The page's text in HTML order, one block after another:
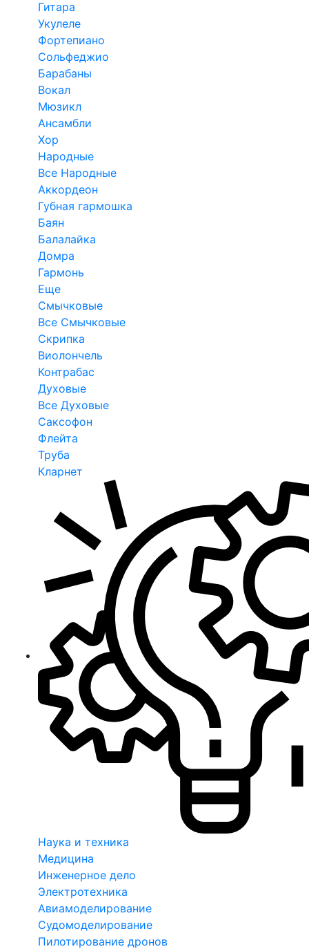
Гитара
Укулеле
Фортепиано
Сольфеджио
Барабаны
Вокал
Мюзикл
Ансамбли
Хор
Народные
Все Народные
Аккордеон
Губная гармошка
Баян
Балалайка
Домра
Гармонь
Еще
Смычковые
Все Смычковые
Скрипка
Виолончель
Контрабас
Духовые
Все Духовые
Саксофон
Флейта
Труба
Кларнет
Наука и техника
Медицина
Инженерное дело
Электротехника
Авиамоделирование
Судомоделирование
Пилотирование дронов